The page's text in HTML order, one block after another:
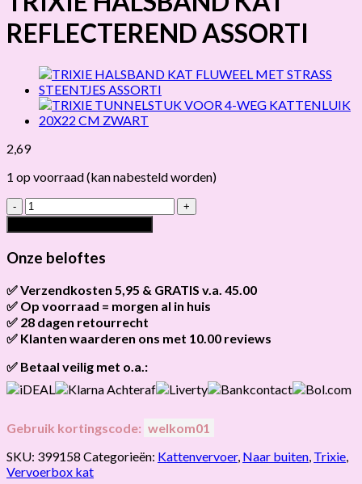
REFLECTEREND ASSORTI
2,69
1 op voorraad (kan nabesteld worden)
TRIXIE
HALSBAND
KAT
REFLECTEREND
ASSORTI
Onze beloftes
✅ Verzendkosten 5,95 & GRATIS v.a. 45.00
Brievenbus verzendingen zijn 3,95, een pakket 5,95 en
bestellingen v.a. 45,00 worden gratis verzonden.
✅ Op voorraad = morgen al in huis
Als het product op voorraad is en je bestelt vóór 13:00, wordt
hetvandaag nog verzonden.
✅ 28 dagen retourrecht
Niet tevreden? Geen probleem! Je hebt28 dagen
✅ Klanten waarderen ons met 10.00 reviews
✅ Betaal veilig met o.a.:
Gebruik kortingscode: welkom01
SKU: 399158 Categorieën: Kattenvervoer, Naar buiten Trixie
Vervoerbox kat